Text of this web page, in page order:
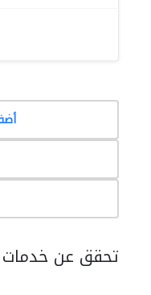
تحقق عن خدمات